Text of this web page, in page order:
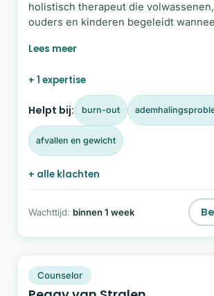
holistisch therapeut die
ouders en kinderen begeleidt
praktijk biedt zij een veilige,
staan bij wat er vanbinnen leeft. Vanuit
holistische benadering helpt Maggie
opnieuw contact te maken met hun
werkelijke gevoelens.
+ 1 expertise
Helpt bij: burn-out
afvallen en gewicht
+ alle klachten
Wachttijd: binnen 1 week
Plek beschikbaar
Counselor